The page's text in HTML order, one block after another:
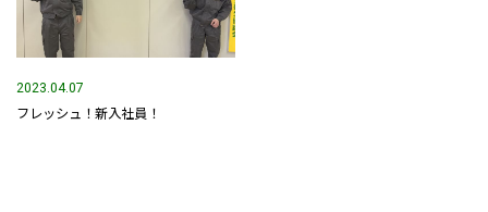
2023.04.07
フレッシュ！新入社員！
土木部門
融雪部門